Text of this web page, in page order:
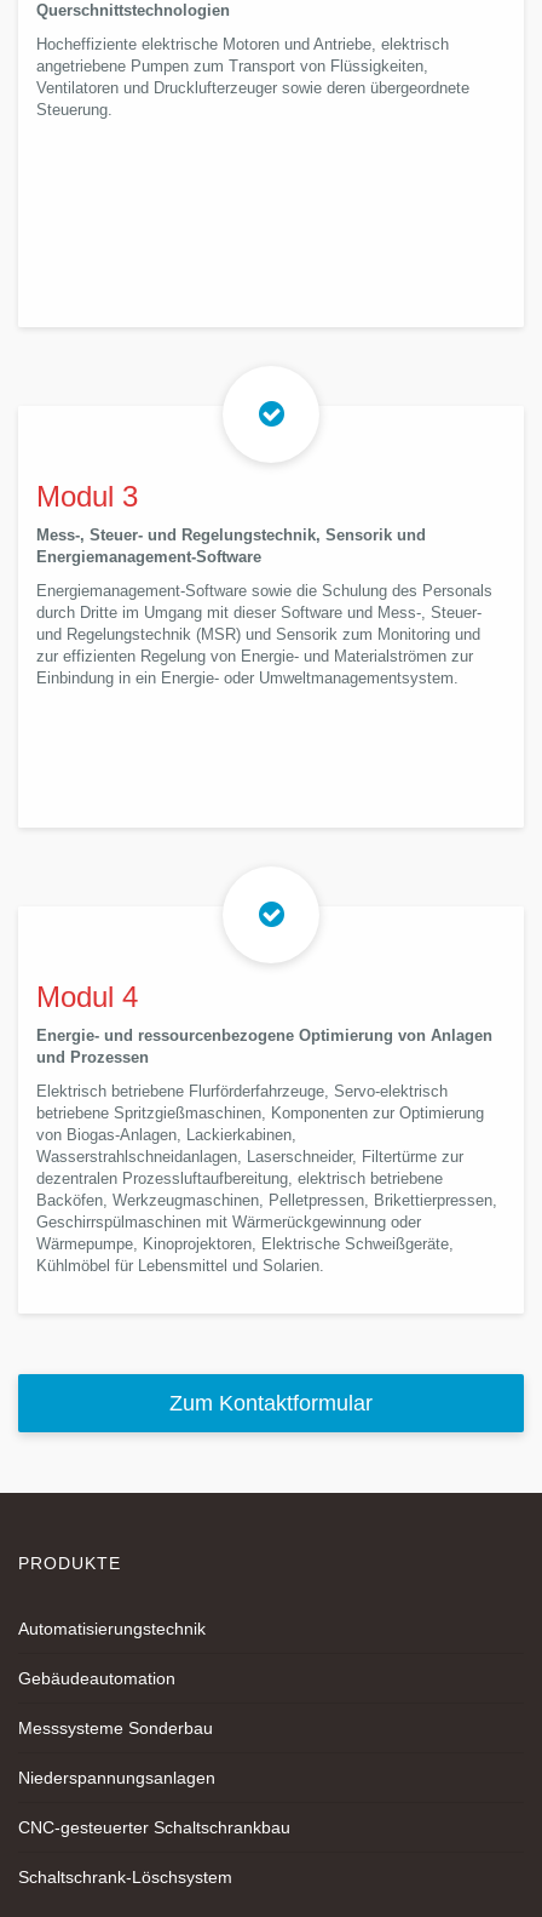
Querschnittstechnologien
Hocheffiziente elektrische Motoren und Antriebe, elektrisch
angetriebene Pumpen zum Transport von Flüssigkeiten,
Ventilatoren und Drucklufterzeuger sowie deren übergeordnete
Steuerung.
Modul 3
Mess-, Steuer- und Regelungstechnik, Sensorik und
Energiemanagement-Software
Energiemanagement-Software sowie die Schulung des Personals
durch Dritte im Umgang mit dieser Software und Mess-, Steuer-
und Regelungstechnik (MSR) und Sensorik zum Monitoring und
zur effizienten Regelung von Energie- und Materialströmen zur
Einbindung in ein Energie- oder Umweltmanagementsystem.
Modul 4
Energie- und ressourcenbezogene Optimierung von Anlagen
und Prozessen
Elektrisch betriebene Flurförderfahrzeuge, Servo-elektrisch
betriebene Spritzgießmaschinen, Komponenten zur Optimierung
von Biogas-Anlagen, Lackierkabinen,
Wasserstrahlschneidanlagen, Laserschneider, Filtertürme zur
dezentralen Prozessluftaufbereitung, elektrisch betriebene
Backöfen, Werkzeugmaschinen, Pelletpressen, Brikettierpressen,
Geschirrspülmaschinen mit Wärmerückgewinnung oder
Wärmepumpe, Kinoprojektoren, Elektrische Schweißgeräte,
Kühlmöbel für Lebensmittel und Solarien.
Zum Kontaktformular
PRODUKTE
Automatisierungstechnik
Gebäudeautomation
Messsysteme Sonderbau
Niederspannungsanlagen
CNC-gesteuerter Schaltschrankbau
Schaltschrank-Löschsystem